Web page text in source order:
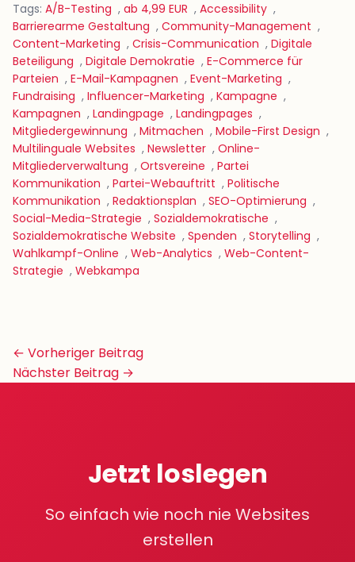
Tags: A/B-Testing , ab 4,99 EUR , Accessibility ,
Barrierearme Gestaltung , Community-Management ,
Content-Marketing , Crisis-Communication , Digitale
Beteiligung , Digitale Demokratie , E-Commerce für
Parteien , E-Mail-Kampagnen , Event-Marketing ,
Fundraising , Influencer-Marketing , Kampagne ,
Kampagnen , Landingpage , Landingpages ,
Mitgliedergewinnung , Mitmachen , Mobile-First Design ,
Multilinguale Websites , Newsletter , Online-
Mitgliederverwaltung , Ortsvereine , Partei
Kommunikation , Partei-Webauftritt , Politische
Kommunikation , Redaktionsplan , SEO-Optimierung ,
Social-Media-Strategie , Sozialdemokratische ,
Sozialdemokratische Website , Spenden , Storytelling ,
Wahlkampf-Online , Web-Analytics , Web-Content-
Strategie , Webkampa
Beitrags-
Navigation
← Vorheriger Beitrag
Nächster Beitrag →
Jetzt loslegen
So einfach wie noch nie Websites
erstellen